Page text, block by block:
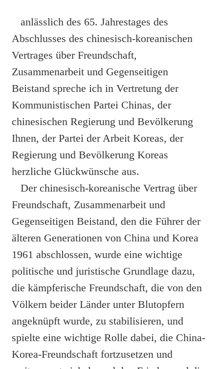
anlässlich des 65. Jahrestages des
Abschlusses des chinesisch-koreanischen
Vertrages über Freundschaft,
Zusammenarbeit und Gegenseitigen
Beistand spreche ich in Vertretung der
Kommunistischen Partei Chinas, der
chinesischen Regierung und Bevölkerung
Ihnen, der Partei der Arbeit Koreas, der
Regierung und Bevölkerung Koreas
herzliche Glückwünsche aus.
Der chinesisch-koreanische Vertrag über
Freundschaft, Zusammenarbeit und
Gegenseitigen Beistand, den die Führer der
älteren Generationen von China und Korea
1961 abschlossen, wurde eine wichtige
politische und juristische Grundlage dazu,
die kämpferische Freundschaft, die von den
Völkern beider Länder unter Blutopfern
angeknüpft wurde, zu stabilisieren, und
spielte eine wichtige Rolle dabei, die China-
Korea-Freundschaft fortzusetzen und